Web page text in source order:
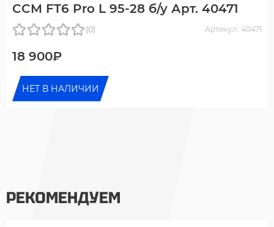
CCM FT6 Pro L 95-28 б/у Арт. 40471
(0) Артикул: 40471
18 900₽
НЕТ В НАЛИЧИИ
РЕКОМЕНДУЕМ